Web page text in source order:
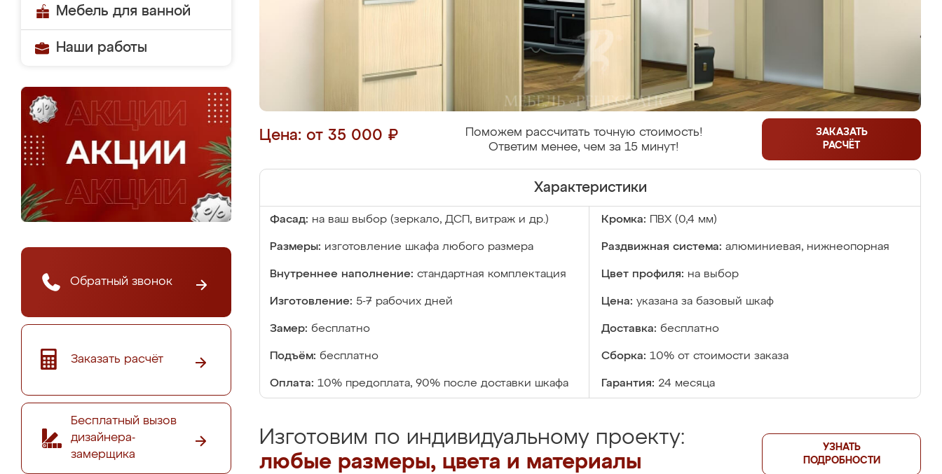
Мебель для ванной
Наши работы
Обратный звонок
Заказать расчёт
Бесплатный вызов
дизайнера-
замерщика
Цена: от 35 000 ₽
Поможем рассчитать точную стоимость!
Ответим менее, чем за 15 минут!
ЗАКАЗАТЬ
РАСЧЁТ
Характеристики
Фасад: на ваш выбор (зеркало, ДСП, витраж и др.) Кромка: ПВХ (0,4 мм)
Размеры: изготовление шкафа любого размера Раздвижная система: алюминиевая, нижнеопорная
Внутреннее наполнение: стандартная комплектация Цвет профиля: на выбор
Изготовление: 5-7 рабочих дней Цена: указана за базовый шкаф
Замер: бесплатно Доставка: бесплатно
Подъём: бесплатно Сборка: 10% от стоимости заказа
Оплата: 10% предоплата, 90% после доставки шкафа Гарантия: 24 месяца
Изготовим по индивидуальному проекту:
любые размеры, цвета и материалы
УЗНАТЬ
ПОДРОБНОСТИ